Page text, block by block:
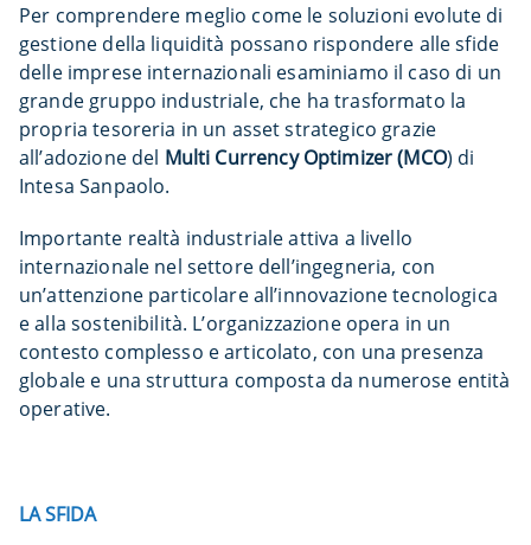
Per comprendere meglio come le soluzioni evolute di
gestione della liquidità possano rispondere alle sfide
delle imprese internazionali esaminiamo il caso di un
grande gruppo industriale, che ha trasformato la
propria tesoreria in un asset strategico grazie
all’adozione del Multi Currency Optimizer(MCO) di
Intesa Sanpaolo.
Importante realtà industriale attiva a livello
internazionale nel settore dell’ingegneria, con
un’attenzione particolare all’innovazione tecnologica
e alla sostenibilità. L’organizzazione opera in un
contesto complesso e articolato, con una presenza
globale e una struttura composta da numerose entità
operative.
LA SFIDA